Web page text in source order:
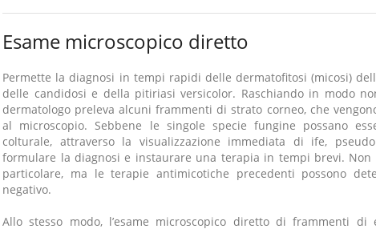
Esame microscopico diretto
Permette la diagnosi in tempi rapidi delle dermatofitosi (micosi)
delle candidosi e della pitiriasi versicolor. Raschiando in modo
dermatologo preleva alcuni frammenti di strato corneo, che
al microscopio. Sebbene le singole specie fungine possano
colturale, attraverso la visualizzazione immediata di ife,
formulare la diagnosi e instaurare una terapia in tempi brevi. Non
particolare, ma le terapie antimicotiche precedenti possono
negativo.
Allo stesso modo, l’esame microscopico diretto di frammenti